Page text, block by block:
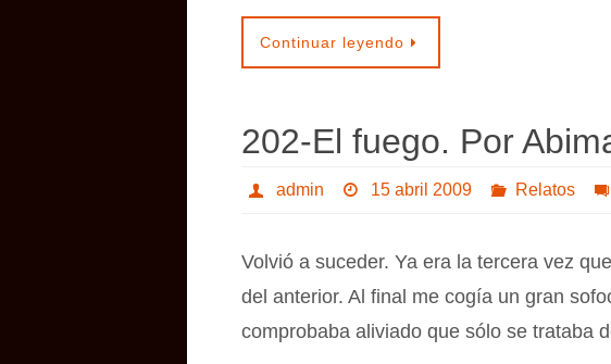
Continuar leyendo
202-El fuego. Por
admin 15 abril 2009 Relatos
Volvió a suceder. Ya era la tercera vez
del anterior. Al final me cogía un gran
comprobaba aliviado que sólo se trataba